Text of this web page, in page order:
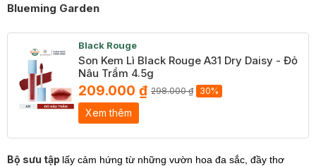
Blueming Garden
Black Rouge
Son Kem Lì Black Rouge A31 Dry Daisy - Đỏ
Nâu Trầm 4.5g
209.000 ₫ 298.000 ₫ 30%
Xem thêm
Bộ sưu tập lấy cảm hứng từ những vườn hoa đa sắc, đầy thơ